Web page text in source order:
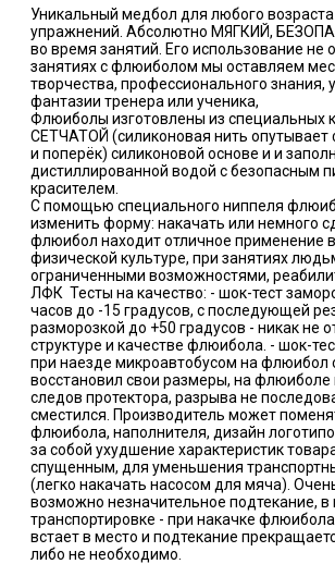
Уникальный медбол для любого
упражнений. Абсолютно МЯГКИЙ,
во время занятий. Его использование не
занятиях с флюиболом мы оставляем
творчества, профессионального знания,
фантазии тренера или ученика,
Флюиболы изготовлены из специальных
СЕТЧАТОЙ (силиконовая нить
и поперёк) силиконовой основе и и
дистиллированной водой с безопасным
красителем.
С помощью специального ниппеля
изменить форму: накачать или немного
флюибол находит отличное применение
физической культуре, при занятиях
ограниченными возможностями,
ЛФК Тесты на качество: - шок-тест
часов до -15 градусов, с последующей
разморозкой до +50 градусов - никак не
структуре и качестве флюибола. - шок-
при наезде микроавтобусом на флюибол
восстановил свои размеры, на флюиболе
следов протектора, разрыва не
сместился. Производитель может
флюибола, наполнителя, дизайн
за собой ухудшение характеристик
спущенным, для уменьшения
(легко накачать насосом для мяча).
возможно незначительное подтекание, в
транспортировке - при накачке
встает в место и подтекание
либо не необходимо.